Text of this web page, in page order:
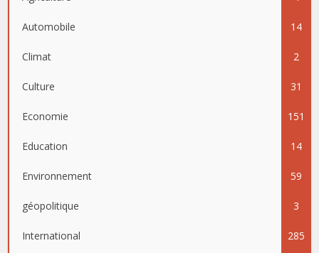
Automobile 14
Climat 2
Culture 31
Economie 151
Education 14
Environnement 59
géopolitique 3
International 285